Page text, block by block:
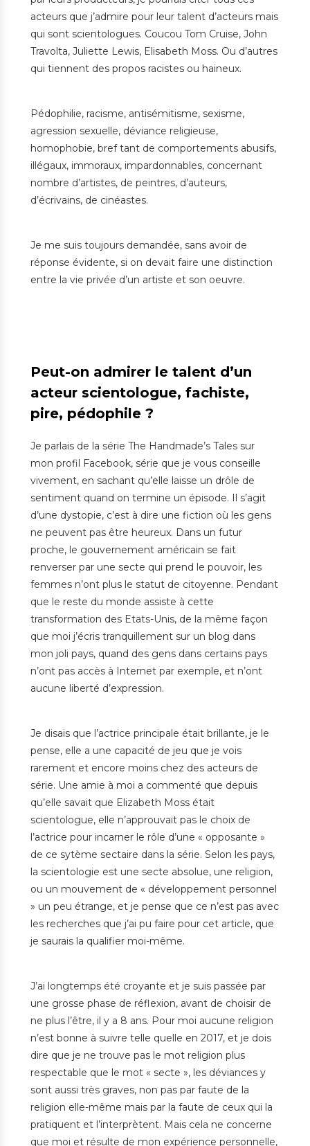
acteurs que j’admire pour leur talent d’acteurs mais
qui sont scientologues. Coucou Tom Cruise, John
Travolta, Juliette Lewis, Elisabeth Moss. Ou d’autres
qui tiennent des propos racistes ou haineux.
Pédophilie, racisme, antisémitisme, sexisme,
agression sexuelle, déviance religieuse,
homophobie, bref tant de comportements abusifs,
illégaux, immoraux, impardonnables, concernant
nombre d’artistes, de peintres, d’auteurs,
d’écrivains, de cinéastes.
Je me suis toujours demandée, sans avoir de
réponse évidente, si on devait faire une distinction
entre la vie privée d’un artiste et son oeuvre.
Peut-on admirer le talent d’un
acteur scientologue, fachiste,
pire, pédophile ?
Je parlais de la série The Handmade’s Tales sur
mon profil Facebook, série que je vous conseille
vivement, en sachant qu’elle laisse un drôle de
sentiment quand on termine un épisode. Il s’agit
d’une dystopie, c’est à dire une fiction où les gens
ne peuvent pas être heureux. Dans un futur
proche, le gouvernement américain se fait
renverser par une secte qui prend le pouvoir, les
femmes n’ont plus le statut de citoyenne. Pendant
que le reste du monde assiste à cette
transformation des Etats-Unis, de la même façon
que moi j’écris tranquillement sur un blog dans
mon joli pays, quand des gens dans certains pays
n’ont pas accès à Internet par exemple, et n’ont
aucune liberté d’expression.
Je disais que l’actrice principale était brillante, je le
pense, elle a une capacité de jeu que je vois
rarement et encore moins chez des acteurs de
série. Une amie à moi a commenté que depuis
qu’elle savait que Elizabeth Moss était
scientologue, elle n’approuvait pas le choix de
l’actrice pour incarner le rôle d’une « opposante »
de ce sytème sectaire dans la série. Selon les pays,
la scientologie est une secte absolue, une religion,
ou un mouvement de « développement personnel
» un peu étrange, et je pense que ce n’est pas avec
les recherches que j’ai pu faire pour cet article, que
je saurais la qualifier moi-même.
J’ai longtemps été croyante et je suis passée par
une grosse phase de réflexion, avant de choisir de
ne plus l’être, il y a 8 ans. Pour moi aucune religion
n’est bonne à suivre telle quelle en 2017, et je dois
dire que je ne trouve pas le mot religion plus
respectable que le mot « secte », les déviances y
sont aussi très graves, non pas par faute de la
religion elle-même mais par la faute de ceux qui la
pratiquent et l’interprètent. Mais cela ne concerne
que moi et résulte de mon expérience personnelle,